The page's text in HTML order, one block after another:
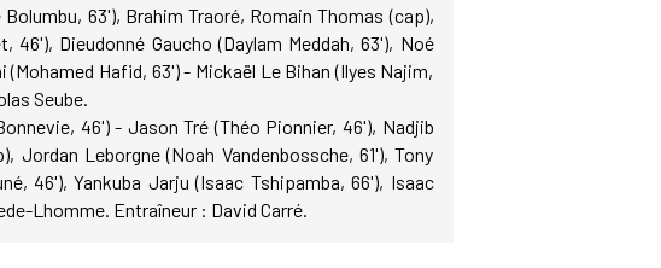
63'), Brahim Traoré, Romain Thomas (cap),
46'), Dieudonné Gaucho (Daylam Meddah, 63'), Noé
Hafid, 63') - Mickaël Le Bihan (Ilyes Najim,
Seube.
46') - Jason Tré (Théo Pionnier, 46'), Nadjib
Jordan Leborgne (Noah Vandenbossche, 61'), Tony
46'), Yankuba Jarju (Isaac Tshipamba, 66'), Isaac
Lhomme. Entraîneur : David Carré.